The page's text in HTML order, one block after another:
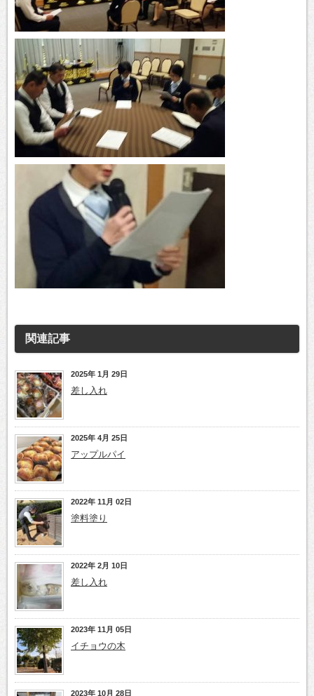
関連記事
2025年 1月 29日
差し入れ
2025年 4月 25日
アップルパイ
2022年 11月 02日
塗料塗り
2022年 2月 10日
差し入れ
2023年 11月 05日
イチョウの木
2023年 10月 28日